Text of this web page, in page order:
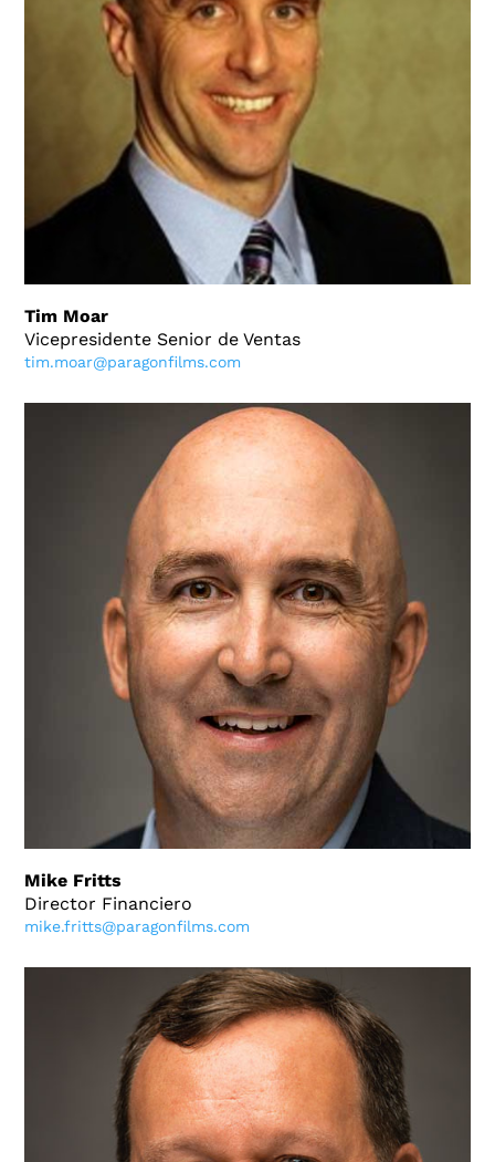
Tim Moar
Vicepresidente Senior de Ventas
tim.moar@paragonfilms.com
Mike Fritts
Director Financiero
mike.fritts@paragonfilms.com